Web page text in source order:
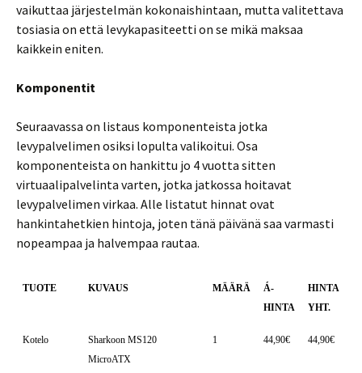
vaikuttaa järjestelmän kokonaishintaan, mutta valitettava
tosiasia on että levykapasiteetti on se mikä maksaa
kaikkein eniten.
Komponentit
Seuraavassa on listaus komponenteista jotka
levypalvelimen osiksi lopulta valikoitui. Osa
komponenteista on hankittu jo 4 vuotta sitten
virtuaalipalvelinta varten, jotka jatkossa hoitavat
levypalvelimen virkaa. Alle listatut hinnat ovat
hankintahetkien hintoja, joten tänä päivänä saa varmasti
nopeampaa ja halvempaa rautaa.
TUOTE KUVAUS MÄÄRÄ
Á-
HINTA
HINTA
YHT.
Kotelo
Sharkoon MS120
MicroATX
1 44,90€ 44,90€